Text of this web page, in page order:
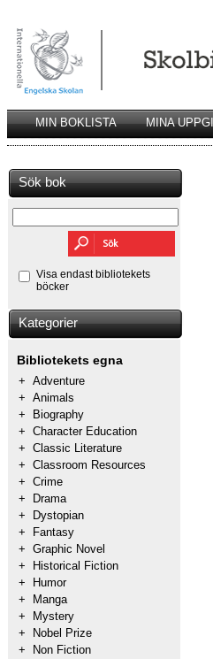
MIN BOKLISTA MINA
Sök bok
Visa endast bibliotekets
böcker
Kategorier
Bibliotekets egna
+ Adventure
+ Animals
+
Biography
+ Character Education
+ Classic Literature
+ Classroom Resources
+ Crime
+
Drama
+
Dystopian
+
Fantasy
+ Graphic Novel
+
Historical Fiction
+
Humor
+
Manga
+
Mystery
+
Nobel Prize
+
Non Fiction